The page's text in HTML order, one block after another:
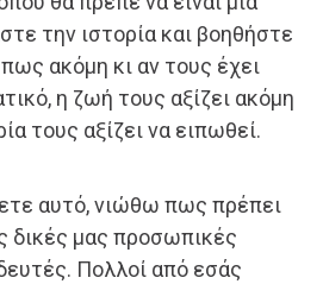
την ιστορία και βοηθήστε
ακόμη κι αν τους έχει
η ζωή τους αξίζει ακόμη
τους αξίζει να ειπωθεί.
αυτό, νιώθω πως πρέπει
δικές μας προσωπικές
Πολλοί από εσάς